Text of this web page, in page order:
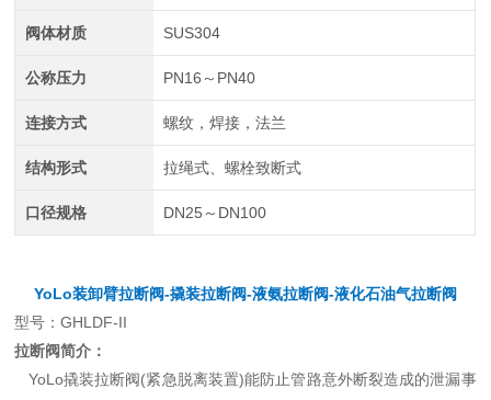
阀体材质 SUS304
公称压力 PN16～PN40
连接方式 螺纹，焊接，法兰
结构形式 拉绳式、螺栓致断式
口径规格 DN25～DN100
YoLo装卸臂拉断阀-撬装拉断阀-液氨拉断阀-液化石油气拉断阀
型号：GHLDF-II
拉断阀简介：
YoLo撬装拉断阀(紧急脱离装置)能防止管路意外断裂造成的泄漏事